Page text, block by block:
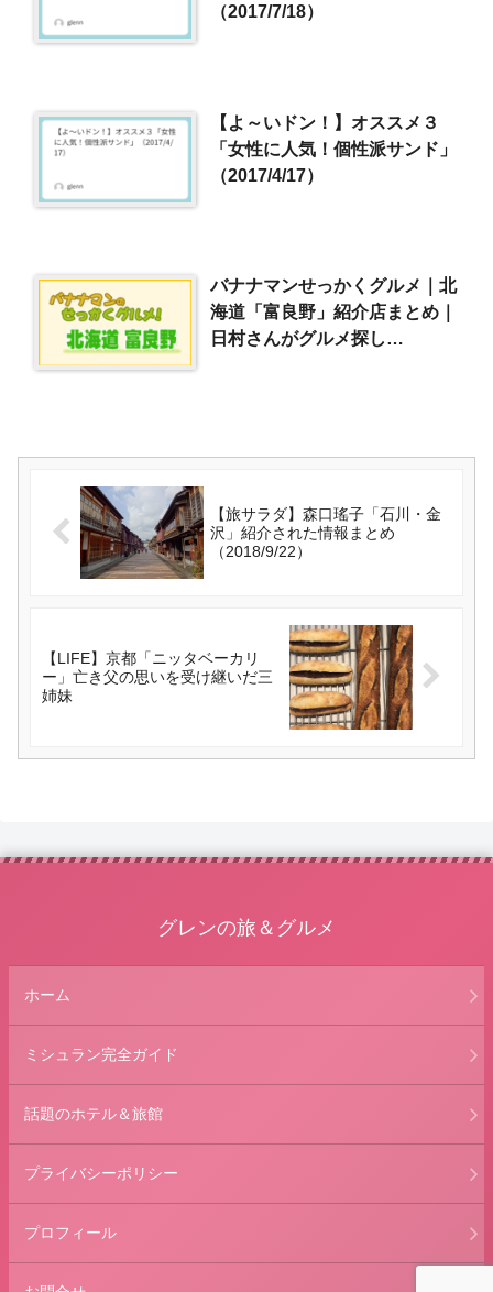
（2017/7/18）
【よ～いドン！】オススメ３
「女性に人気！個性派サンド」
（2017/4/17）
バナナマンせっかくグルメ｜北
海道「富良野」紹介店まとめ｜
日村さんがグルメ探し
【旅サラダ】森口瑤子「石川・金
沢」紹介された情報まとめ
（2018/9/22）
【LIFE】京都「ニッタベーカリ
ー」亡き父の思いを受け継いだ三
姉妹
グレンの旅＆グルメ
ホーム
ミシュラン完全ガイド
話題のホテル＆旅館
プライバシーポリシー
プロフィール